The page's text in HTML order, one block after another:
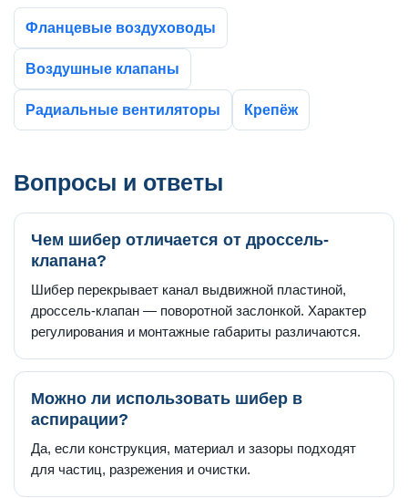
Фланцевые воздуховоды
Воздушные клапаны
Радиальные вентиляторы Крепёж
Вопросы и ответы
Чем шибер отличается от дроссель-
клапана?
Шибер перекрывает канал выдвижной пластиной,
дроссель-клапан — поворотной заслонкой. Характер
регулирования и монтажные габариты различаются.
Можно ли использовать шибер в
аспирации?
Да, если конструкция, материал и зазоры подходят
для частиц, разрежения и очистки.